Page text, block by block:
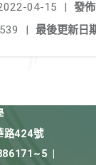
發
04-15
|
最後更新日
539 |
路424號